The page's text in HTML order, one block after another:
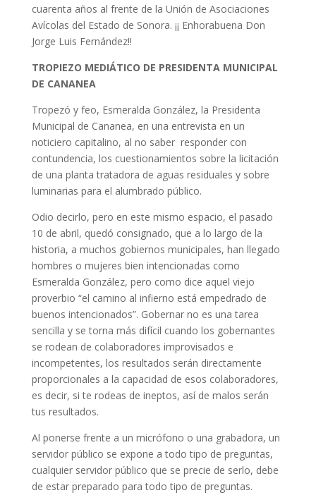
cuarenta años al frente de la Unión de Asociaciones
Avícolas del Estado de Sonora. ¡¡ Enhorabuena Don
Jorge Luis Fernández!!
TROPIEZO MEDIÁTICO DE PRESIDENTA MUNICIPAL
DE CANANEA
Tropezó y feo, Esmeralda González, la Presidenta
Municipal de Cananea, en una entrevista en un
noticiero capitalino, al no saber responder con
contundencia, los cuestionamientos sobre la licitación
de una planta tratadora de aguas residuales y sobre
luminarias para el alumbrado público.
Odio decirlo, pero en este mismo espacio, el pasado
10 de abril, quedó consignado, que a lo largo de la
historia, a muchos gobiernos municipales, han llegado
hombres o mujeres bien intencionadas como
Esmeralda González, pero como dice aquel viejo
proverbio “el camino al infierno está empedrado de
buenos intencionados”. Gobernar no es una tarea
sencilla y se torna más difícil cuando los gobernantes
se rodean de colaboradores improvisados e
incompetentes, los resultados serán directamente
proporcionales a la capacidad de esos colaboradores,
es decir, si te rodeas de ineptos, así de malos serán
tus resultados.
Al ponerse frente a un micrófono o una grabadora, un
servidor público se expone a todo tipo de preguntas,
cualquier servidor público que se precie de serlo, debe
de estar preparado para todo tipo de preguntas.